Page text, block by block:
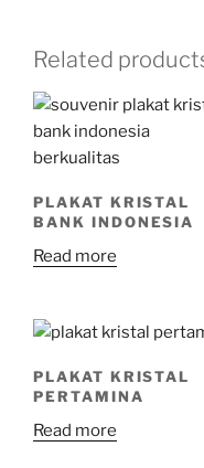
Related
PLAKAT KRISTAL
BANK INDONESIA
Read more
PLAKAT KRISTAL
PERTAMINA
Read more